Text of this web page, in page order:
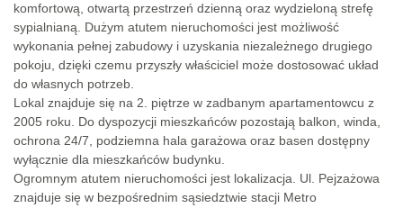
komfortową, otwartą przestrzeń dzienną oraz wydzieloną strefę
sypialnianą. Dużym atutem nieruchomości jest możliwość
wykonania pełnej zabudowy i uzyskania niezależnego drugiego
pokoju, dzięki czemu przyszły właściciel może dostosować układ
do własnych potrzeb.
Lokal znajduje się na 2. piętrze w zadbanym apartamentowcu z
2005 roku. Do dyspozycji mieszkańców pozostają balkon, winda,
ochrona 24/7, podziemna hala garażowa oraz basen dostępny
wyłącznie dla mieszkańców budynku.
Ogromnym atutem nieruchomości jest lokalizacja. Ul. Pejzażowa
znajduje się w bezpośrednim sąsiedztwie stacji Metro